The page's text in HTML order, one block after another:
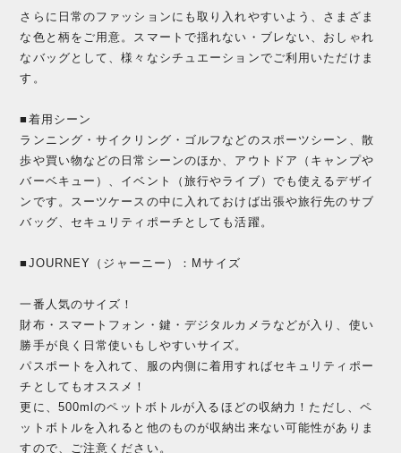
さらに日常のファッションにも取り入れやすいよう、さまざま
な色と柄をご用意。スマートで揺れない・ブレない、おしゃれ
なバッグとして、様々なシチュエーションでご利用いただけま
す。
■着用シーン
ランニング・サイクリング・ゴルフなどのスポーツシーン、散
歩や買い物などの日常シーンのほか、アウトドア（キャンプや
バーベキュー）、イベント（旅行やライブ）でも使えるデザイ
ンです。スーツケースの中に入れておけば出張や旅行先のサブ
バッグ、セキュリティポーチとしても活躍。
■JOURNEY（ジャーニー）：Mサイズ
一番人気のサイズ！
財布・スマートフォン・鍵・デジタルカメラなどが入り、使い
勝手が良く日常使いもしやすいサイズ。
パスポートを入れて、服の内側に着用すればセキュリティポー
チとしてもオススメ！
更に、500mlのペットボトルが入るほどの収納力！ただし、ペ
ットボトルを入れると他のものが収納出来ない可能性がありま
すので、ご注意ください。